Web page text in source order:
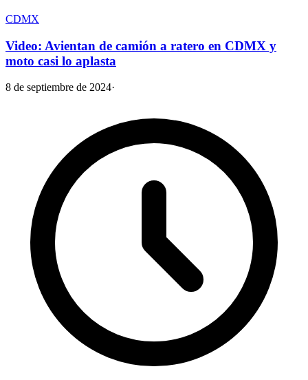
CDMX
Video: Avientan de camión a ratero en CDMX y
moto casi lo aplasta
8 de septiembre de 2024·